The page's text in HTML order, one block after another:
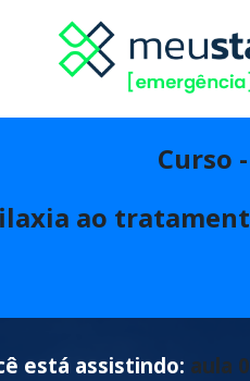
Curso
ao
está assistindo: aula